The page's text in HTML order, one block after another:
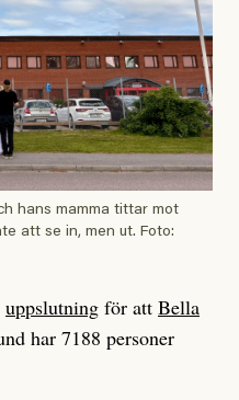
hans mamma tittar mot
att se in, men ut. Foto:
uppslutning för att Bella
har 7188 personer